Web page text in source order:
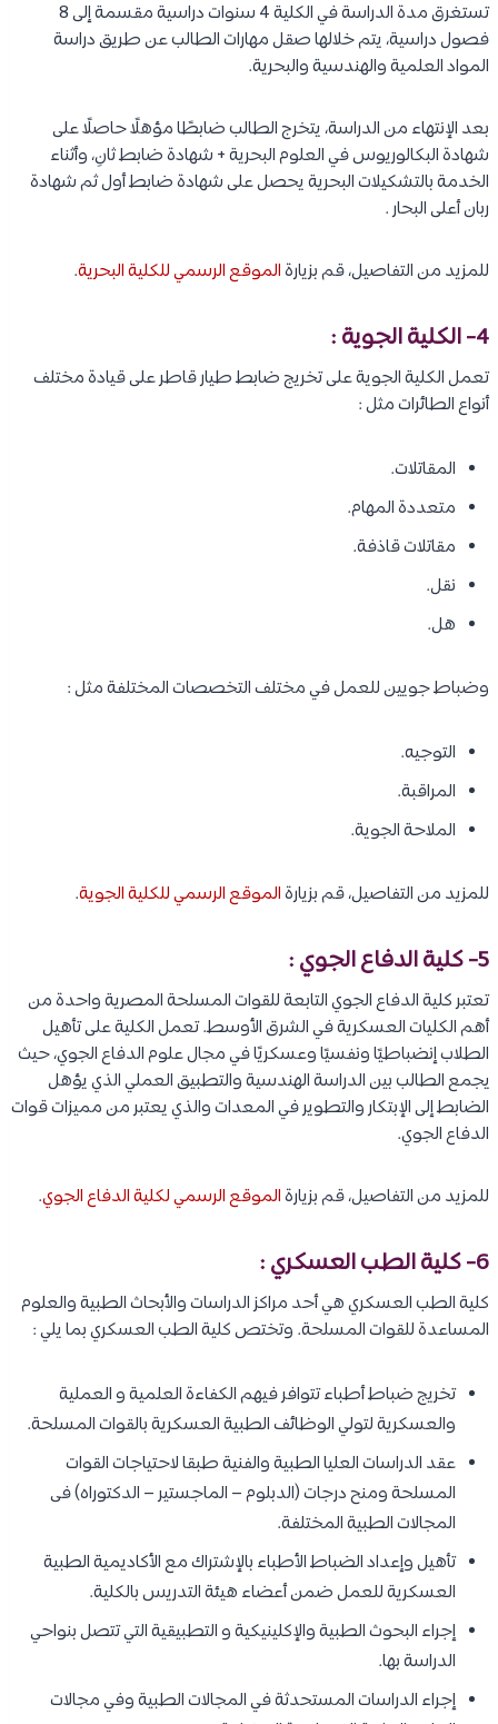
تستغرق مدة الدراسة في الكلية 4 سنوات دراسية مقسمة إلى 8
فصول دراسية، يتم خلالها صقل مهارات الطالب عن طريق دراسة
المواد العلمية والهندسية والبحرية.
بعد الإنتهاء من الدراسة، يتخرج الطالب ضابطًا مؤهلًا حاصلًا على
شهادة البكالوريوس في العلوم البحرية + شهادة ضابط ثانِ، وأثناء
الخدمة بالتشكيلات البحرية يحصل على شهادة ضابط أول ثم شهادة
ربان أعلى البحار .
للمزيد من التفاصيل، قم بزيارةالموقع الرسمي للكلية البحرية.
4- الكلية الجوية :
تعمل الكلية الجوية على تخريج ضابط طيار قاطر على قيادة مختلف
أنواع الطائرات مثل :
المقاتلات.
متعددة المهام.
مقاتلات قاذفة.
نقل.
هل.
وضباط جويين للعمل في مختلف التخصصات المختلفة مثل :
التوجيه.
المراقبة.
الملاحة الجوية.
للمزيد من التفاصيل، قم بزيارةالموقع الرسمي للكلية الجوية.
5- كلية الدفاع الجوي :
تعتبر كلية الدفاع الجوي التابعة للقوات المسلحة المصرية واحدة من
أهم الكليات العسكرية في الشرق الأوسط. تعمل الكلية على تأهيل
الطلاب إنضباطيًا ونفسيًا وعسكريًا في مجال علوم الدفاع الجوي، حيث
يجمع الطالب بين الدراسة الهندسية والتطبيق العملي الذي يؤهل
الضابط إلى الإبتكار والتطوير في المعدات والذي يعتبر من مميزات قوات
الدفاع الجوي.
للمزيد من التفاصيل، قم بزيارةالموقع الرسمي لكلية الدفاع الجوي.
6- كلية الطب العسكري :
كلية الطب العسكري هي أحد مراكز الدراسات والأبحاث الطبية والعلوم
المساعدة للقوات المسلحة. وتختص كلية الطب العسكري بما يلي :
تخريج ضباط أطباء تتوافر فيهم الكفاءة العلمية و العملية
والعسكرية لتولي الوظائف الطبية العسكرية بالقوات المسلحة.
عقد الدراسات العليا الطبية والفنية طبقا لاحتياجات القوات
المسلحة ومنح درجات (الدبلوم – الماجستير – الدكتوراه) فى
المجالات الطبية المختلفة.
تأهيل وإعداد الضباط الأطباء بالإشتراك مع الأكاديمية الطبية
العسكرية للعمل ضمن أعضاء هيئة التدريس بالكلية.
إجراء البحوث الطبية والإكلينيكية و التطبيقية التي تتصل بنواحي
الدراسة بها.
إجراء الدراسات المستحدثة في المجالات الطبية وفي مجالات